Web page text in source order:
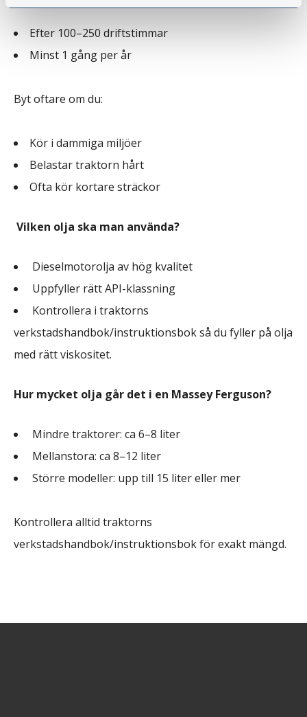
Efter 100–250 driftstimmar
Minst 1 gång per år
Byt oftare om du:
Kör i dammiga miljöer
Belastar traktorn hårt
Ofta kör kortare sträckor
Vilken olja ska man använda?
Dieselmotorolja av hög kvalitet
Uppfyller rätt API-klassning
Kontrollera i traktorns
verkstadshandbok/instruktionsbok så du fyller på olja
med rätt viskositet.
Hur mycket olja går det i en Massey Ferguson?
Mindre traktorer: ca 6–8 liter
Mellanstora: ca 8–12 liter
Större modeller: upp till 15 liter eller mer
Kontrollera alltid traktorns
verkstadshandbok/instruktionsbok för exakt mängd.